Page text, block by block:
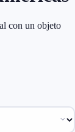
con un objeto